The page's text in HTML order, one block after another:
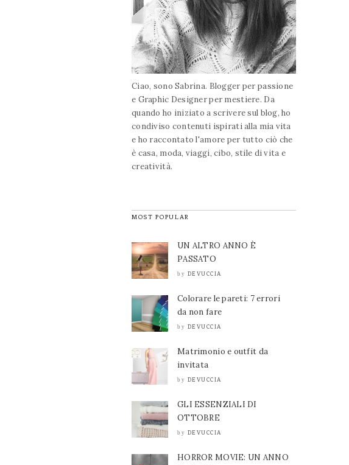
Ciao, sono Sabrina. Blogger per passione
e Graphic Designer per mestiere. Da
quando ho iniziato a scrivere sul blog, ho
condiviso contenuti ispirati alla mia vita
e ho raccontato l'amore per tutto ciò che
è casa, moda, viaggi, cibo, stile di vita e
creatività.
MOST POPULAR
UN ALTRO ANNO È
PASSATO
by DEVUCCIA
Colorare le pareti: 7 errori
da non fare
by DEVUCCIA
Matrimonio e outfit da
invitata
by DEVUCCIA
GLI ESSENZIALI DI
OTTOBRE
by DEVUCCIA
HORROR MOVIE: UN ANNO